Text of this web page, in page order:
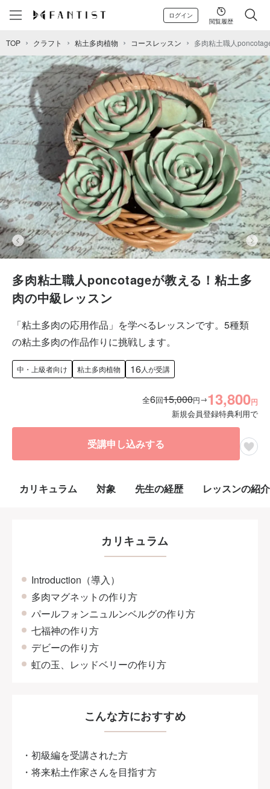
ログイン
閲覧履歴
TOP クラフト 粘土多肉植物 コースレッスン 多肉粘土職人
多肉粘土職人poncotageが教える！粘土多
肉の中級レッスン
「粘土多肉の応用作品」を学べるレッスンです。5種類
の粘土多肉の作品作りに挑戦します。
中・上級者向け 粘土多肉植物 16人が受講
全6回15,000円→13,800円
新規会員登録特典利用で
受講申し込みする
カリキュラム 対象 先生の経歴 レッスンの紹介
カリキュラム
Introduction（導入）
多肉マグネットの作り方
パールフォンニュルンベルグの作り方
七福神の作り方
デビーの作り方
虹の玉、レッドベリーの作り方
こんな方におすすめ
・初級編を受講された方
・将来粘土作家さんを目指す方